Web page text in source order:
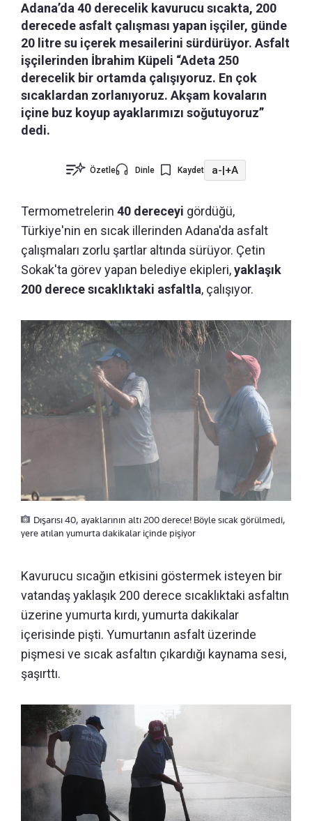
Adana’da 40 derecelik kavurucu sıcakta, 200
derecede asfalt çalışması yapan işçiler, günde
20 litre su içerek mesailerini sürdürüyor. Asfalt
işçilerinden İbrahim Küpeli “Adeta 250
derecelik bir ortamda çalışıyoruz. En çok
sıcaklardan zorlanıyoruz. Akşam kovaların
içine buz koyup ayaklarımızı soğutuyoruz”
dedi.
Özetle Dinle Kaydet a-|+A
Termometrelerin 40 dereceyi gördüğü,
Türkiye'nin en sıcak illerinden Adana'da asfalt
çalışmaları zorlu şartlar altında sürüyor. Çetin
Sokak'ta görev yapan belediye ekipleri,yaklaşık
200 derece sıcaklıktaki asfaltla, çalışıyor.
Dışarısı 40, ayaklarının altı 200 derece! Böyle sıcak görülmedi,
yere atılan yumurta dakikalar içinde pişiyor
Kavurucu sıcağın etkisini göstermek isteyen bir
vatandaş yaklaşık 200 derece sıcaklıktaki asfaltın
üzerine yumurta kırdı, yumurta dakikalar
içerisinde pişti. Yumurtanın asfalt üzerinde
pişmesi ve sıcak asfaltın çıkardığı kaynama sesi,
şaşırttı.